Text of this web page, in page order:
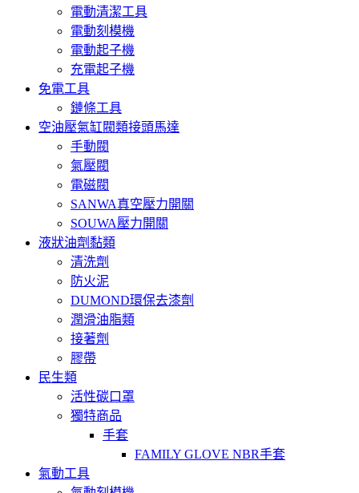
電動清潔工具
電動刻模機
電動起子機
充電起子機
免電工具
鏈條工具
空油壓氣缸閥類接頭馬達
手動閥
氣壓閥
電磁閥
SANWA真空壓力開關
SOUWA壓力開關
液狀油劑黏類
清洗劑
防火泥
DUMOND環保去漆劑
潤滑油脂類
接著劑
膠帶
民生類
活性碳口罩
獨特商品
手套
FAMILY GLOVE NBR手套
氣動工具